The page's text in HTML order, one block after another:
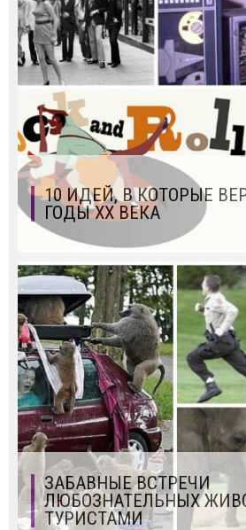
10 ИДЕЙ, В КОТОРЫЕ
ГОДЫ ХХ ВЕКА
ЗАБАВНЫЕ ВСТРЕЧИ
ЛЮБОЗНАТЕЛЬНЫХ
ТУРИСТАМИ